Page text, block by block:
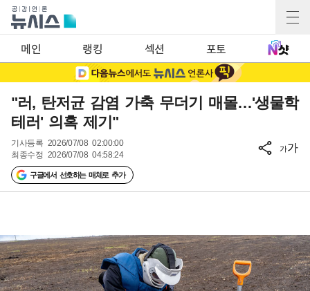
메인 랭킹 섹션 포토
"러, 탄저균 감염 가축 무더기 매몰…'생물학
테러' 의혹 제기"
기사등록 2026/07/08 02:00:00
최종수정 2026/07/08 04:58:24
구글에서 선호하는 매체로 추가
가가